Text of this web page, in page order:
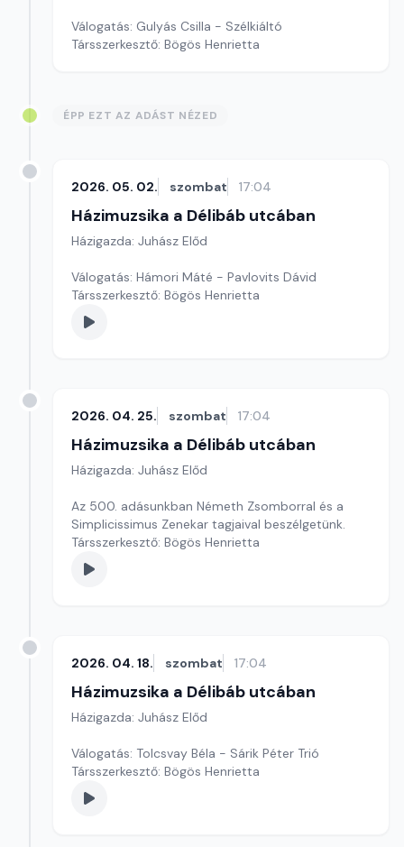
Válogatás: Gulyás Csilla - Szélkiáltó
Társszerkesztő: Bögös Henrietta
ÉPP EZT AZ ADÁST NÉZED
2026. 05. 02. szombat 17:04
Házimuzsika a Délibáb utcában
Házigazda: Juhász Előd
Válogatás: Hámori Máté - Pavlovits Dávid
Társszerkesztő: Bögös Henrietta
2026. 04. 25. szombat 17:04
Házimuzsika a Délibáb utcában
Házigazda: Juhász Előd
Az 500. adásunkban Németh Zsomborral és a
Simplicissimus Zenekar tagjaival beszélgetünk.
Társszerkesztő: Bögös Henrietta
2026. 04. 18. szombat 17:04
Házimuzsika a Délibáb utcában
Házigazda: Juhász Előd
Válogatás: Tolcsvay Béla - Sárik Péter Trió
Társszerkesztő: Bögös Henrietta